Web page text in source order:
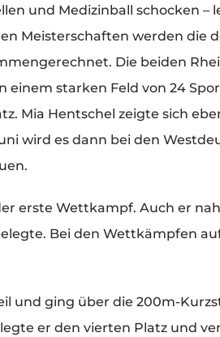
und Medizinball schocken –
Meisterschaften werden die
Die beiden
starken Feld von 24
Mia Hentschel zeigte sich
wird es dann bei den
erste Wettkampf. Auch er
Bei den Wettkämpfen
und ging über die 200m-
er den vierten Platz und